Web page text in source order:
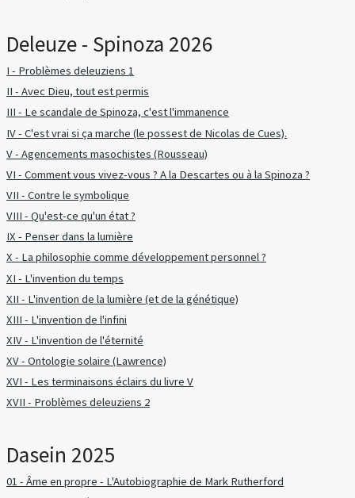
Deleuze - Spinoza 2026
I - Problèmes deleuziens 1
II - Avec Dieu, tout est permis
III - Le scandale de Spinoza, c'est l'immanence
IV - C'est vrai si ça marche (le possest de Nicolas de Cues).
V - Agencements masochistes (Rousseau)
VI - Comment vous vivez-vous ? A la Descartes ou à la Spinoza ?
VII - Contre le symbolique
VIII - Qu'est-ce qu'un état ?
IX - Penser dans la lumière
X - La philosophie comme développement personnel ?
XI - L'invention du temps
XII - L'invention de la lumière (et de la génétique)
XIII - L'invention de l'infini
XIV - L'invention de l'éternité
XV - Ontologie solaire (Lawrence)
XVI - Les terminaisons éclairs du livre V
XVII - Problèmes deleuziens 2
Dasein 2025
01 - Âme en propre - L'Autobiographie de Mark Rutherford